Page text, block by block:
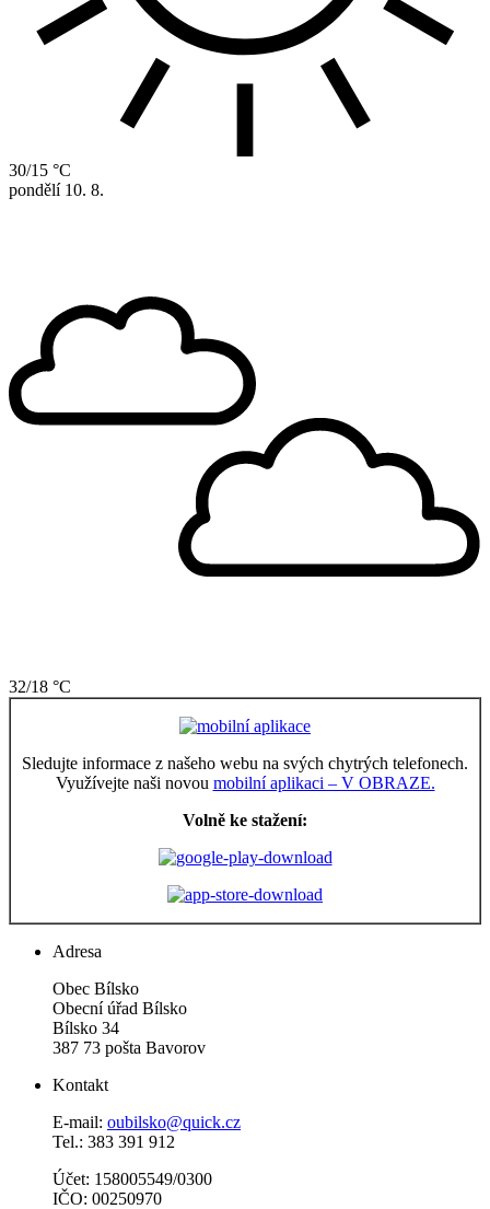
30/15 °C
pondělí 10. 8.
32/18 °C
Sledujte informace z našeho webu na svých chytrých telefonech.
Využívejte naši novou mobilní aplikaci – V OBRAZE.
Volně ke stažení:
Adresa
Obec Bílsko
Obecní úřad Bílsko
Bílsko 34
387 73 pošta Bavorov
Kontakt
E-mail: oubilsko@quick.cz
Tel.: 383 391 912
Účet: 158005549/0300
IČO: 00250970